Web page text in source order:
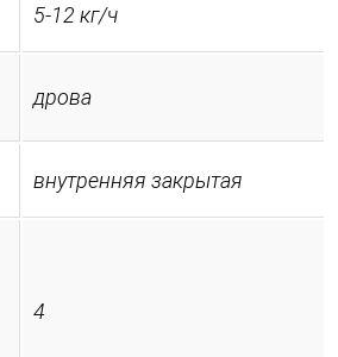
5-12 кг/ч
дрова
внутренняя закрытая
4